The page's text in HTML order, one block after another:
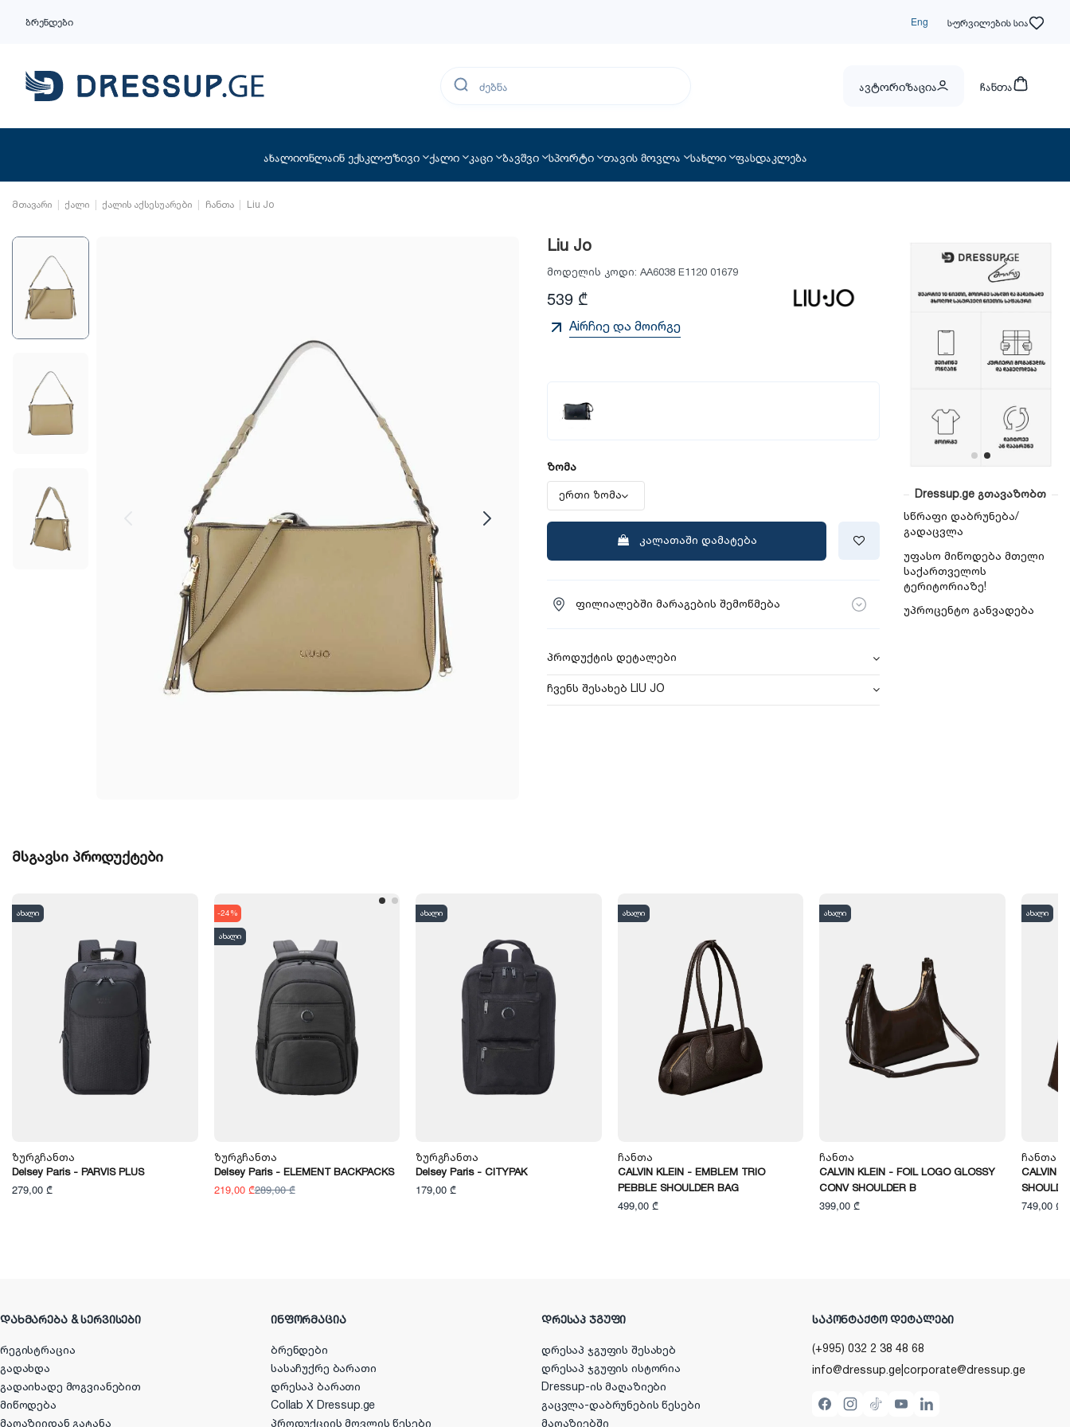
ბრენდები Eng სურვილების სია
ავტორიზაცია ჩანთა
ახალიონლაინ ექსკლუზივი ქალი კაცი ბავშვი სპორტი თავის მოვლა სახლი ფასდაკლება
მთავარი ქალი ქალის აქსესუარები ჩანთა Liu Jo
Liu Jo
მოდელის კოდი: AA6038 E1120 01679
539 ₾
Aiრჩიე და მოირგე
ზომა
კალათაში დამატება
ფილიალებში მარაგების შემოწმება
პროდუქტის დეტალები
ჩვენს შესახებ LIU JO
Dressup.ge გთავაზობთ
სწრაფი დაბრუნება/
გადაცვლა
უფასო მიწოდება მთელი
საქართველოს
ტერიტორიაზე!
უპროცენტო განვადება
მსგავსი პროდუქტები
ახალი
Ზურგჩანთა
Delsey Paris - PARVIS PLUS
279,00 ₾
-24%
ახალი
Ზურგჩანთა
Delsey Paris - ELEMENT BACKPACKS
219,00 ₾289,00 ₾
ახალი
Ზურგჩანთა
Delsey Paris - CITYPAK
179,00 ₾
ახალი
Ჩანთა
CALVIN KLEIN - EMBLEM TRIO
PEBBLE SHOULDER BAG
499,00 ₾
ახალი
Ჩანთა
CALVIN KLEIN - FOIL LOGO GLOSSY
CONV SHOULDER B
399,00 ₾
ახალი
Ჩანთა
CALVIN
749,00 ₾
ᲓᲐᲮᲛᲐᲠᲔᲑᲐ & ᲡᲔᲠᲕᲘᲡᲔᲑᲘ
რეგისტრაცია
გადახდა
გადაიხადე მოგვიანებით
მიწოდება
ᲘᲜᲤᲝᲠᲛᲐᲪᲘᲐ
ბრენდები
სასაჩუქრე ბარათი
დრესაპ ბარათი
Collab X Dressup.ge
ᲓᲠᲔᲡᲐᲞ ᲯᲒᲣᲤᲘ
დრესაპ ჯგუფის შესახებ
დრესაპ ჯგუფის ისტორია
Dressup-ის მაღაზიები
გაცვლა-დაბრუნების წესები
ᲡᲐᲙᲝᲜᲢᲐᲥᲢᲝ ᲓᲔᲢᲐᲚᲔᲑᲘ
(+995) 032 2 38 48 68
info@dressup.gecorporate@dressup.ge